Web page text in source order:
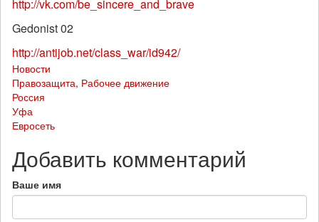
http://vk.com/be_sincere_and_brave
Gedonist 02
http://antijob.net/class_war/id942/
Новости
Правозащита, Рабочее движение
Россия
Уфа
Евросеть
Добавить комментарий
Ваше имя